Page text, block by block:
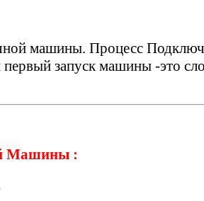
машины. Процесс
запуск машины -это
Машины :